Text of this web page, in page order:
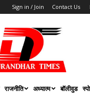
Sign in / Join Contact Us
DHURANDHAR
TIMES
राजनीति अध्यात्म बॉलीवुड